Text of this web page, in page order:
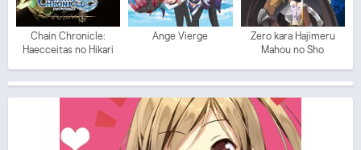
Chain Chronicle:
Haecceitas no Hikari
Ange Vierge
Zero kara Hajimeru
Mahou no Sho